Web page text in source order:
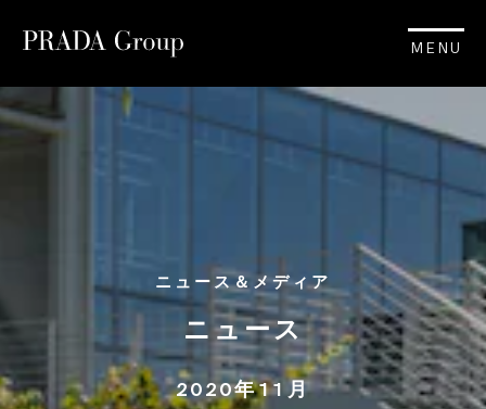
MENU
ニュース＆メディア
ニュース
2020年11月